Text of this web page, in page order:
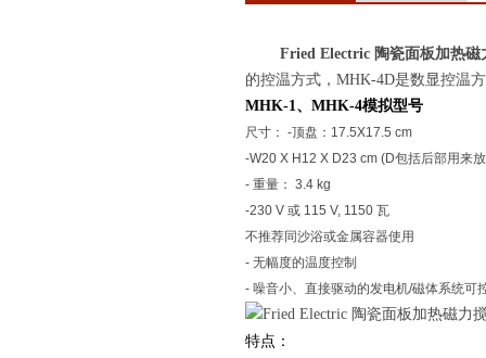
Fried Electric 陶瓷面板加热磁
的控温方式，MHK-4D是数显控温
MHK-1、MHK-4模拟型号
尺寸： -顶盘：17.5X17.5 cm
-W20 X H12 X D23 cm (D包括后部用来
- 重量： 3.4 kg
-230 V 或 115 V, 1150 瓦
不推荐同沙浴或金属容器使用
- 无幅度的温度控制
- 噪音小、直接驱动的发电机/磁体系统可
特点：